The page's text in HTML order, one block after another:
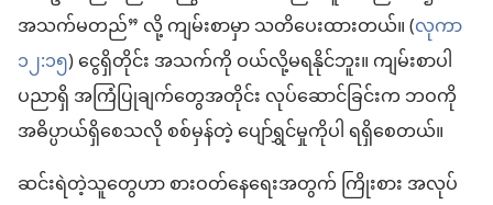
အသက်မတည်” လို့ ကျမ်းစာမှာ သတိပေးထားတယ်။ (လုကာ
၁၂:၁၅) ငွေရှိတိုင်း အသက်ကို ဝယ်လို့မရနိုင်ဘူး။ ကျမ်းစာပါ
ပညာရှိ အကြံပြုချက်တွေအတိုင်း လုပ်ဆောင်ခြင်းက ဘဝကို
အဓိပ္ပာယ်ရှိစေသလို စစ်မှန်တဲ့ ပျော်ရွှင်မှုကိုပါ ရရှိစေတယ်။
ဆင်းရဲတဲ့သူတွေဟာ စားဝတ်နေရေးအတွက် ကြိုးစား အလုပ်